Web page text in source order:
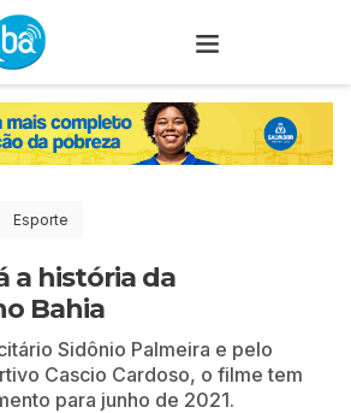
Esporte
a história da
Bahia
Sidônio Palmeira e pelo
Cascio Cardoso, o filme tem
para junho de 2021.